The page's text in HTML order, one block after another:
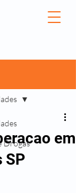
Drogas
em
SP